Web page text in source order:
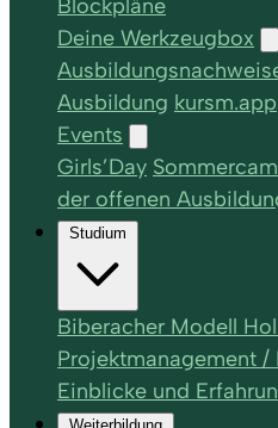
Blockpläne
Deine Werkzeugbox
Ausbildung kursm.app
Events
Girls’Day
der offenen
Studium
Biberacher Modell
Projektmanagement /
Einblicke und